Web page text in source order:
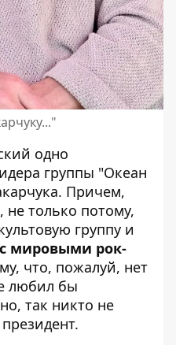
одно
группы "Океан
. Причем,
не только потому,
группу и
мировыми рок-
что, пожалуй, нет
любил бы
так никто не